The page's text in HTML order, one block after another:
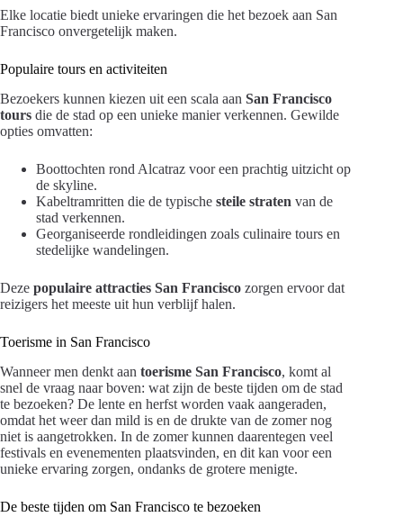
Elke locatie biedt unieke ervaringen die het bezoek aan San
Francisco onvergetelijk maken.
Populaire tours en activiteiten
Bezoekers kunnen kiezen uit een scala aan San Francisco
tours die de stad op een unieke manier verkennen. Gewilde
opties omvatten:
Boottochten rond Alcatraz voor een prachtig uitzicht op
de skyline.
Kabeltramritten die de typische steile straten van de
stad verkennen.
Georganiseerde rondleidingen zoals culinaire tours en
stedelijke wandelingen.
Deze populaire attracties San Francisco zorgen ervoor dat
reizigers het meeste uit hun verblijf halen.
Toerisme in San Francisco
Wanneer men denkt aan toerisme San Francisco, komt al
snel de vraag naar boven: wat zijn de beste tijden om de stad
te bezoeken? De lente en herfst worden vaak aangeraden,
omdat het weer dan mild is en de drukte van de zomer nog
niet is aangetrokken. In de zomer kunnen daarentegen veel
festivals en evenementen plaatsvinden, en dit kan voor een
unieke ervaring zorgen, ondanks de grotere menigte.
De beste tijden om San Francisco te bezoeken